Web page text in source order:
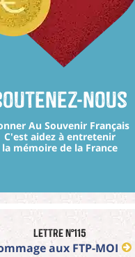
nous
Au Souvenir Français
C'est aidez à entretenir
la mémoire de la France
Lettre n°115
aux FTP-MOI